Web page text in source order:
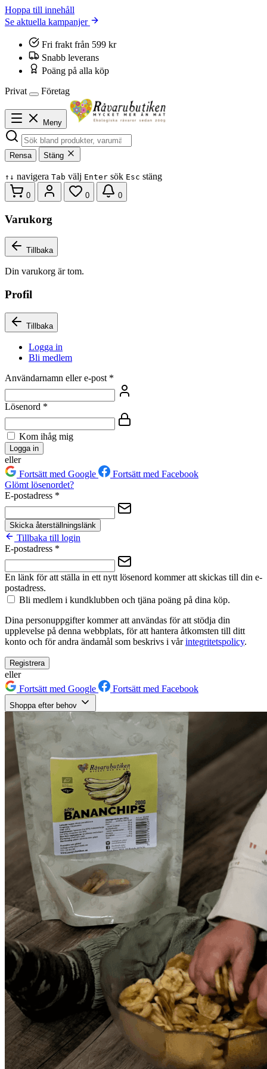
Hoppa till innehåll
Se aktuella kampanjer
Fri frakt från 599 kr
Snabb leverans
Poäng på alla köp
Privat
Företag
Meny
Rensa Stäng
↑ ↓ navigera Tab välj Enter sök Esc stäng
0 0 0
Varukorg
Tillbaka
Din varukorg är tom.
Profil
Tillbaka
Logga in
Bli medlem
Användarnamn eller e-post *
Lösenord *
Kom ihåg mig
Logga in
eller
Fortsätt med Google
Fortsätt med Facebook
Glömt lösenordet?
E-postadress *
Skicka återställningslänk
Tillbaka till login
E-postadress *
En länk för att ställa in ett nytt lösenord kommer att skickas till din e-
postadress.
Bli medlem i kundklubben och tjäna poäng på dina köp.
Dina personuppgifter kommer att användas för att stödja din
upplevelse på denna webbplats, för att hantera åtkomsten till ditt
konto och för andra ändamål som beskrivs i vårintegritetspolicy.
Registrera
eller
Fortsätt med Google
Fortsätt med Facebook
Shoppa efter behov